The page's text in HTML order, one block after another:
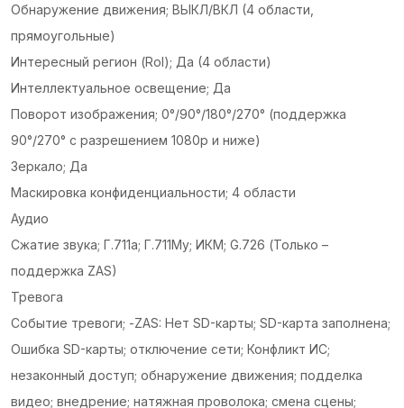
Обнаружение движения; ВЫКЛ/ВКЛ (4 области,
прямоугольные)
Интересный регион (RoI); Да (4 области)
Интеллектуальное освещение; Да
Поворот изображения; 0°/90°/180°/270° (поддержка
90°/270° с разрешением 1080p и ниже)
Зеркало; Да
Маскировка конфиденциальности; 4 области
Аудио
Сжатие звука; Г.711а; Г.711Му; ИКМ; G.726 (Только –
поддержка ZAS)
Тревога
Событие тревоги; -ZAS: Нет SD-карты; SD-карта заполнена;
Ошибка SD-карты; отключение сети; Конфликт ИС;
незаконный доступ; обнаружение движения; подделка
видео; внедрение; натяжная проволока; смена сцены;